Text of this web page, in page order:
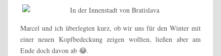
Marcel und ich überlegten kurz, ob wir uns für den Winter mit
einer neuen Kopfbedeckung zeigen wollten, ließen aber am
Ende doch davon ab 😂.